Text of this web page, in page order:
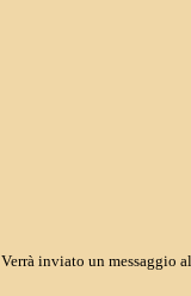
Verrà inviato un messaggio